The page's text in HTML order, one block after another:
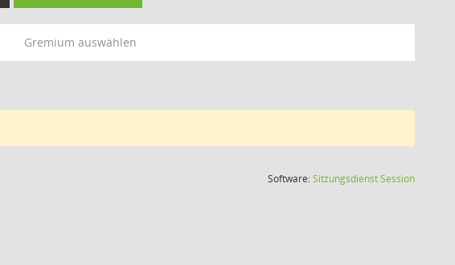
Gremium auswählen
Software:SitzungsdienstSession(Wird in